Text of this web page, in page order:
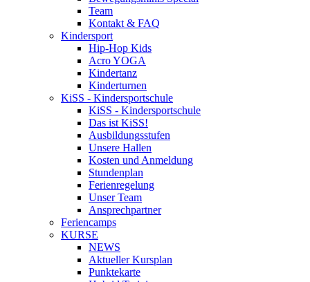
Team
Kontakt & FAQ
Kindersport
Hip-Hop Kids
Acro YOGA
Kindertanz
Kinderturnen
KiSS - Kindersportschule
KiSS - Kindersportschule
Das ist KiSS!
Ausbildungsstufen
Unsere Hallen
Kosten und Anmeldung
Stundenplan
Ferienregelung
Unser Team
Ansprechpartner
Feriencamps
KURSE
NEWS
Aktueller Kursplan
Punktekarte